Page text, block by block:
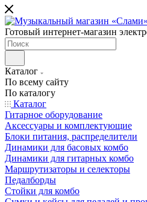
Готовый интернет-магазин
Каталог
По всему сайту
По каталогу
Каталог
Гитарное оборудование
Аксессуары и комплектующие
Блоки питания, распределители
Динамики для басовых комбо
Динамики для гитарных комбо
Маршрутизаторы и селекторы
Педалборды
Стойки для комбо